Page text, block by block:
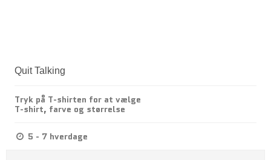
Quit Talking
Tryk på T-shirten for at vælge
T-shirt, farve og størrelse
5 - 7 hverdage